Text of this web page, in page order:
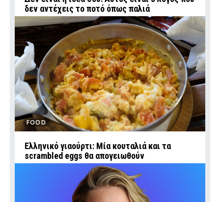
δεν αντέχεις το ποτό όπως παλιά
FOOD
Ελληνικό γιαούρτι: Μία κουταλιά και τα
scrambled eggs θα απογειωθούν